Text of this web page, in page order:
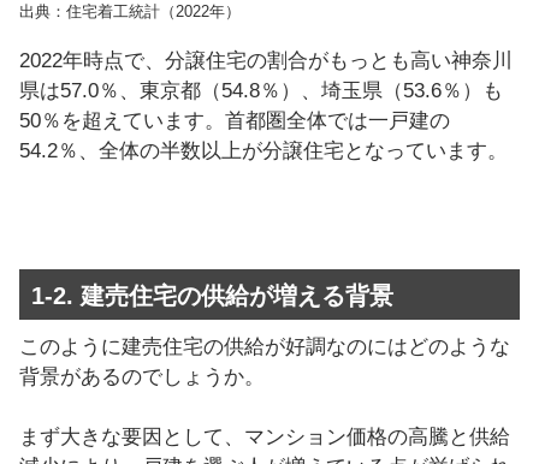
出典：住宅着工統計（2022年）
2022年時点で、分譲住宅の割合がもっとも高い神奈川
県は57.0％、東京都（54.8％）、埼玉県（53.6％）も
50％を超えています。首都圏全体では一戸建の
54.2％、全体の半数以上が分譲住宅となっています。
1-2. 建売住宅の供給が増える背景
このように建売住宅の供給が好調なのにはどのような
背景があるのでしょうか。
まず大きな要因として、マンション価格の高騰と供給